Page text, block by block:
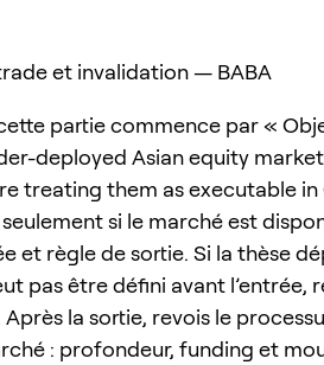
et invalidation — BABA
partie commence par «
deployed Asian equity
treating them as executable in
si le marché est
et règle de sortie. Si la thèse
pas être défini avant l’entrée,
la sortie, revois le
: profondeur, funding et